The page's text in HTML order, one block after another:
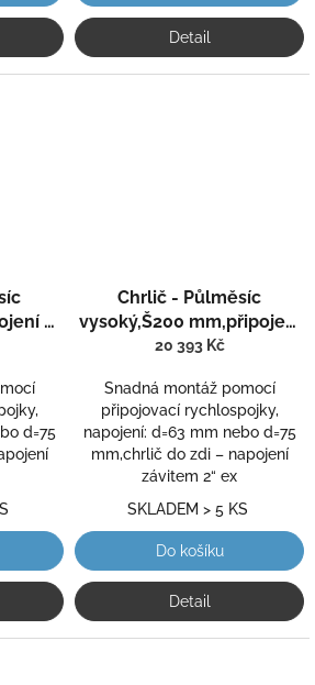
Detail
75
d=75
Chrlič - Půlměsíc
vysoký,Š200 mm,připojení
75 mm,AISI 316,proud
20 393 Kč
Snadná montáž pomocí
připojovací rychlospojky,
napojení: d=63 mm nebo d=75
mm,chrlič do zdi – napojení
závitem 2“ ex
SKLADEM > 5 KS
Do košíku
Detail